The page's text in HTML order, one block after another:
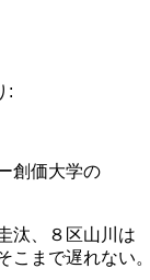
:
創価大学の
汰、８区山川は
こまで遅れない。